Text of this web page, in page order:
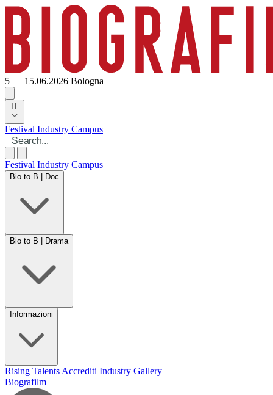
5 — 15.06.2026 Bologna
IT
Festival Industry Campus
Festival Industry Campus
Bio to B | Doc
Bio to B | Drama
Informazioni
Rising Talents Accrediti Industry Gallery
Biografilm